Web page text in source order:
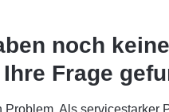
noch
Frage